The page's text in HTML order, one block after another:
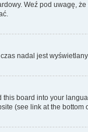
Weź pod uwagę,
nadal jest
board into your
(see link at the bottom